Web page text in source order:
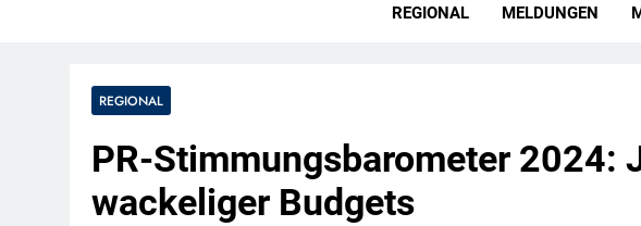
REGIONAL MELDUNGEN
REGIONAL
PR-Stimmungsbarometer 2024:
wackeliger Budgets